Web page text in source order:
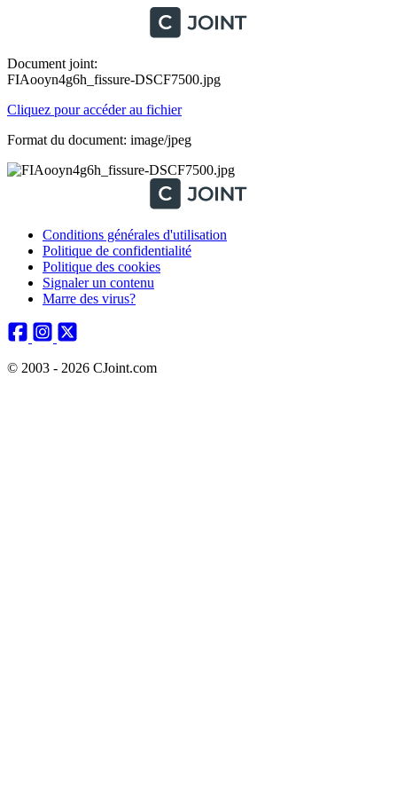
Document joint:
FIAooyn4g6h_fissure-DSCF7500.jpg
Cliquez pour accéder au fichier
Format du document: image/jpeg
Conditions générales d'utilisation
Politique de confidentialité
Politique des cookies
Signaler un contenu
Marre des virus?
© 2003 - 2026 CJoint.com